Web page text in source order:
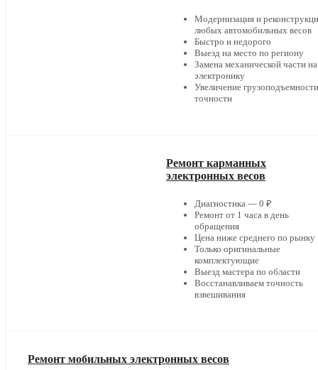
Модернизация и
любых автомобильных весов
Быстро и недорого
Выезд на место по региону
Замена механической части на
электронику
Увеличение
точности
Ремонт карманных
электронных весов
Диагностика — 0 ₽
Ремонт от 1 часа в день
обращения
Цена ниже среднего по рынку
Только оригинальные
комплектующие
Выезд мастера по области
Восстанавливаем точность
взвешивания
Ремонт мобильных электронных весов